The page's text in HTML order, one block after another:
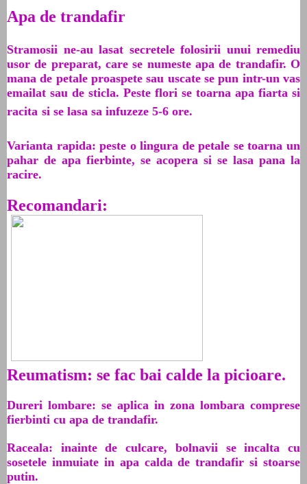
Apa de trandafir
Stramosii ne-au lasat secretele folosirii unui remediu
usor de preparat, care se numeste apa de trandafir. O
mana de petale proaspete sau uscate se pun intr-un vas
emailat sau de sticla. Peste flori se toarna apa fiarta si
racita si se lasa sa infuzeze 5-6 ore.
Varianta rapida: peste o lingura de petale se toarna un
pahar de apa fierbinte, se acopera si se lasa pana la
racire.
Recomandari:
Reumatism: se fac bai calde la picioare.
Dureri lombare: se aplica in zona lombara comprese
fierbinti cu apa de trandafir.
Raceala: inainte de culcare, bolnavii se incalta cu
sosetele inmuiate in apa calda de trandafir si stoarse
putin.